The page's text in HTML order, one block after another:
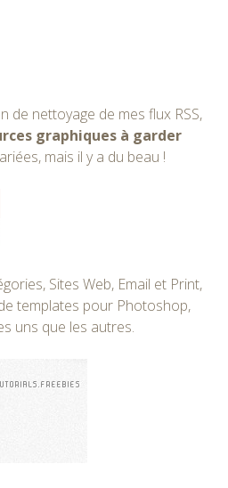
de nettoyage de mes flux RSS,
graphiques à garder
mais il y a du beau !
Sites Web, Email et Print,
templates pour Photoshop,
uns que les autres.